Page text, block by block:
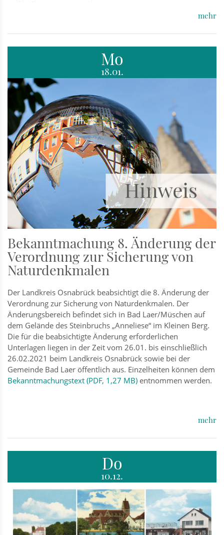
mehr
Mo
18.01.
Bekanntmachung 8. Änderung der
Verordnung zur Sicherung von
Naturdenkmalen
Der Landkreis Osnabrück beabsichtigt die 8. Änderung der
Verordnung zur Sicherung von Naturdenkmalen. Der
Änderungsbereich befindet sich in Bad Laer/Müschen auf
dem Gelände des Steinbruchs „Anneliese“ im Kleinen Berg.
Die für die beabsichtigte Änderung erforderlichen
Unterlagen liegen in der Zeit vom 26.01. bis einschließlich
26.02.2021 beim Landkreis Osnabrück sowie bei der
Gemeinde Bad Laer öffentlich aus. Einzelheiten können dem
Bekanntmachungstext (PDF, 1,27 MB) entnommen werden.
mehr
Do
10.12.